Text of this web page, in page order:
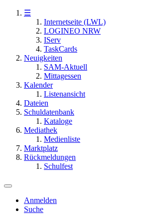
☰
Internetseite (LWL)
LOGINEO NRW
IServ
TaskCards
Neuigkeiten
SAM-Aktuell
Mittagessen
Kalender
Listenansicht
Dateien
Schuldatenbank
Kataloge
Mediathek
Medienliste
Marktplatz
Rückmeldungen
Schulfest
Anmelden
Suche